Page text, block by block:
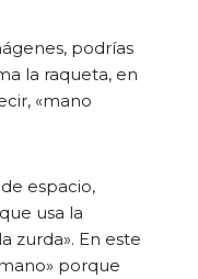
podrías
la raqueta, en
«mano
espacio,
usa la
zurda». En este
porque